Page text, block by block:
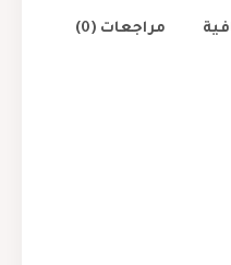
مراجعات (0)